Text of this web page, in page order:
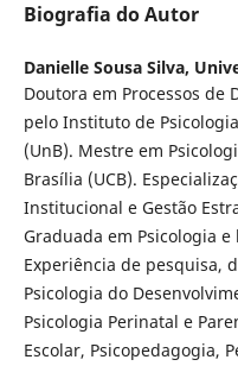
Biografia do Autor
Danielle Sousa Silva,
Doutora em Processos de
pelo Instituto de
(UnB). Mestre em
Brasília (UCB).
Institucional e Gestão
Graduada em Psicologia
Experiência de pesquisa,
Psicologia do
Psicologia Perinatal e
Escolar, Psicopedagogia,